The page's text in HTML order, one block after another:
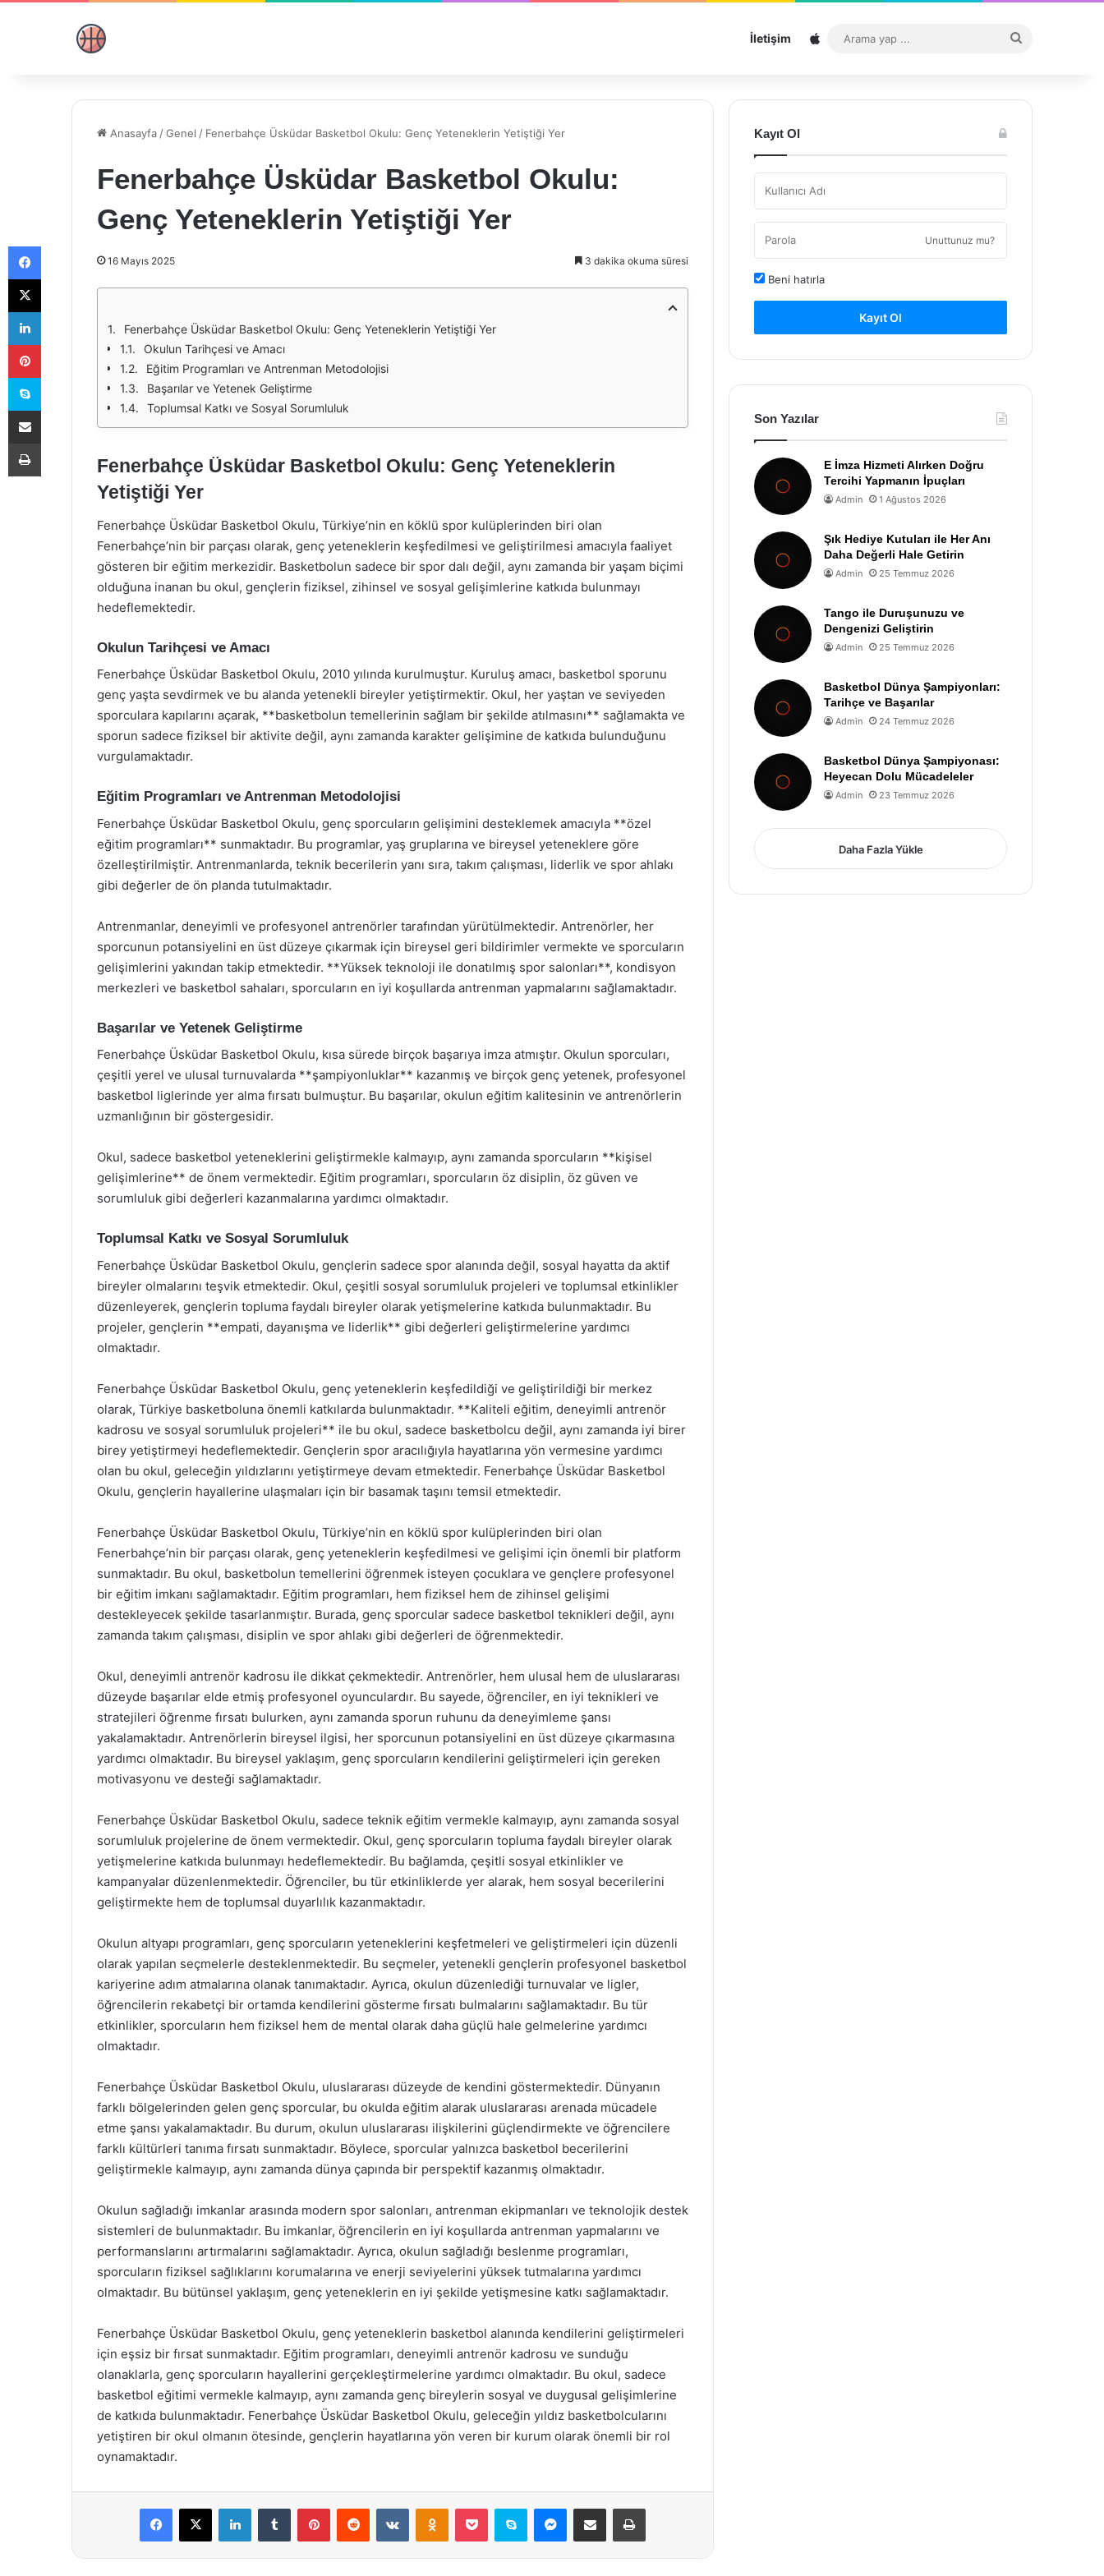
İletişim Sitemap
...
Anasayfa /Genel / Fenerbahçe Üsküdar Basketbol Okulu: Genç Yeteneklerin Yetiştiği Yer
Fenerbahçe Üsküdar Basketbol Okulu:
Genç Yeteneklerin Yetiştiği Yer
16 Mayıs 2025 3 dakika okuma süresi
Fenerbahçe Üsküdar Basketbol Okulu: Genç Yeteneklerin Yetiştiği Yer
Okulun Tarihçesi ve Amacı
Eğitim Programları ve Antrenman Metodolojisi
Başarılar ve Yetenek Geliştirme
Toplumsal Katkı ve Sosyal Sorumluluk
Fenerbahçe Üsküdar Basketbol Okulu: Genç Yeteneklerin
Yetiştiği Yer
Fenerbahçe Üsküdar Basketbol Okulu, Türkiye’nin en köklü spor kulüplerinden biri olan
Fenerbahçe’nin bir parçası olarak, genç yeteneklerin keşfedilmesi ve geliştirilmesi amacıyla faaliyet
gösteren bir eğitim merkezidir. Basketbolun sadece bir spor dalı değil, aynı zamanda bir yaşam biçimi
olduğuna inanan bu okul, gençlerin fiziksel, zihinsel ve sosyal gelişimlerine katkıda bulunmayı
hedeflemektedir.
Okulun Tarihçesi ve Amacı
Fenerbahçe Üsküdar Basketbol Okulu, 2010 yılında kurulmuştur. Kuruluş amacı, basketbol sporunu
genç yaşta sevdirmek ve bu alanda yetenekli bireyler yetiştirmektir. Okul, her yaştan ve seviyeden
sporculara kapılarını açarak, **basketbolun temellerinin sağlam bir şekilde atılmasını** sağlamakta ve
sporun sadece fiziksel bir aktivite değil, aynı zamanda karakter gelişimine de katkıda bulunduğunu
vurgulamaktadır.
Eğitim Programları ve Antrenman Metodolojisi
Fenerbahçe Üsküdar Basketbol Okulu, genç sporcuların gelişimini desteklemek amacıyla **özel
eğitim programları** sunmaktadır. Bu programlar, yaş gruplarına ve bireysel yeteneklere göre
özelleştirilmiştir. Antrenmanlarda, teknik becerilerin yanı sıra, takım çalışması, liderlik ve spor ahlakı
gibi değerler de ön planda tutulmaktadır.
Antrenmanlar, deneyimli ve profesyonel antrenörler tarafından yürütülmektedir. Antrenörler, her
sporcunun potansiyelini en üst düzeye çıkarmak için bireysel geri bildirimler vermekte ve sporcuların
gelişimlerini yakından takip etmektedir. **Yüksek teknoloji ile donatılmış spor salonları**, kondisyon
merkezleri ve basketbol sahaları, sporcuların en iyi koşullarda antrenman yapmalarını sağlamaktadır.
Başarılar ve Yetenek Geliştirme
Fenerbahçe Üsküdar Basketbol Okulu, kısa sürede birçok başarıya imza atmıştır. Okulun sporcuları,
çeşitli yerel ve ulusal turnuvalarda **şampiyonluklar** kazanmış ve birçok genç yetenek, profesyonel
basketbol liglerinde yer alma fırsatı bulmuştur. Bu başarılar, okulun eğitim kalitesinin ve antrenörlerin
uzmanlığının bir göstergesidir.
Okul, sadece basketbol yeteneklerini geliştirmekle kalmayıp, aynı zamanda sporcuların **kişisel
gelişimlerine** de önem vermektedir. Eğitim programları, sporcuların öz disiplin, öz güven ve
sorumluluk gibi değerleri kazanmalarına yardımcı olmaktadır.
Toplumsal Katkı ve Sosyal Sorumluluk
Fenerbahçe Üsküdar Basketbol Okulu, gençlerin sadece spor alanında değil, sosyal hayatta da aktif
bireyler olmalarını teşvik etmektedir. Okul, çeşitli sosyal sorumluluk projeleri ve toplumsal etkinlikler
düzenleyerek, gençlerin topluma faydalı bireyler olarak yetişmelerine katkıda bulunmaktadır. Bu
projeler, gençlerin **empati, dayanışma ve liderlik** gibi değerleri geliştirmelerine yardımcı
olmaktadır.
Fenerbahçe Üsküdar Basketbol Okulu, genç yeteneklerin keşfedildiği ve geliştirildiği bir merkez
olarak, Türkiye basketboluna önemli katkılarda bulunmaktadır. **Kaliteli eğitim, deneyimli antrenör
kadrosu ve sosyal sorumluluk projeleri** ile bu okul, sadece basketbolcu değil, aynı zamanda iyi birer
birey yetiştirmeyi hedeflemektedir. Gençlerin spor aracılığıyla hayatlarına yön vermesine yardımcı
olan bu okul, geleceğin yıldızlarını yetiştirmeye devam etmektedir. Fenerbahçe Üsküdar Basketbol
Okulu, gençlerin hayallerine ulaşmaları için bir basamak taşını temsil etmektedir.
Fenerbahçe Üsküdar Basketbol Okulu, Türkiye’nin en köklü spor kulüplerinden biri olan
Fenerbahçe’nin bir parçası olarak, genç yeteneklerin keşfedilmesi ve gelişimi için önemli bir platform
sunmaktadır. Bu okul, basketbolun temellerini öğrenmek isteyen çocuklara ve gençlere profesyonel
bir eğitim imkanı sağlamaktadır. Eğitim programları, hem fiziksel hem de zihinsel gelişimi
destekleyecek şekilde tasarlanmıştır. Burada, genç sporcular sadece basketbol teknikleri değil, aynı
zamanda takım çalışması, disiplin ve spor ahlakı gibi değerleri de öğrenmektedir.
Okul, deneyimli antrenör kadrosu ile dikkat çekmektedir. Antrenörler, hem ulusal hem de uluslararası
düzeyde başarılar elde etmiş profesyonel oyunculardır. Bu sayede, öğrenciler, en iyi teknikleri ve
stratejileri öğrenme fırsatı bulurken, aynı zamanda sporun ruhunu da deneyimleme şansı
yakalamaktadır. Antrenörlerin bireysel ilgisi, her sporcunun potansiyelini en üst düzeye çıkarmasına
yardımcı olmaktadır. Bu bireysel yaklaşım, genç sporcuların kendilerini geliştirmeleri için gereken
motivasyonu ve desteği sağlamaktadır.
Fenerbahçe Üsküdar Basketbol Okulu, sadece teknik eğitim vermekle kalmayıp, aynı zamanda sosyal
sorumluluk projelerine de önem vermektedir. Okul, genç sporcuların topluma faydalı bireyler olarak
yetişmelerine katkıda bulunmayı hedeflemektedir. Bu bağlamda, çeşitli sosyal etkinlikler ve
kampanyalar düzenlenmektedir. Öğrenciler, bu tür etkinliklerde yer alarak, hem sosyal becerilerini
geliştirmekte hem de toplumsal duyarlılık kazanmaktadır.
Okulun altyapı programları, genç sporcuların yeteneklerini keşfetmeleri ve geliştirmeleri için düzenli
olarak yapılan seçmelerle desteklenmektedir. Bu seçmeler, yetenekli gençlerin profesyonel basketbol
kariyerine adım atmalarına olanak tanımaktadır. Ayrıca, okulun düzenlediği turnuvalar ve ligler,
öğrencilerin rekabetçi bir ortamda kendilerini gösterme fırsatı bulmalarını sağlamaktadır. Bu tür
etkinlikler, sporcuların hem fiziksel hem de mental olarak daha güçlü hale gelmelerine yardımcı
olmaktadır.
Fenerbahçe Üsküdar Basketbol Okulu, uluslararası düzeyde de kendini göstermektedir. Dünyanın
farklı bölgelerinden gelen genç sporcular, bu okulda eğitim alarak uluslararası arenada mücadele
etme şansı yakalamaktadır. Bu durum, okulun uluslararası ilişkilerini güçlendirmekte ve öğrencilere
farklı kültürleri tanıma fırsatı sunmaktadır. Böylece, sporcular yalnızca basketbol becerilerini
geliştirmekle kalmayıp, aynı zamanda dünya çapında bir perspektif kazanmış olmaktadır.
Okulun sağladığı imkanlar arasında modern spor salonları, antrenman ekipmanları ve teknolojik destek
sistemleri de bulunmaktadır. Bu imkanlar, öğrencilerin en iyi koşullarda antrenman yapmalarını ve
performanslarını artırmalarını sağlamaktadır. Ayrıca, okulun sağladığı beslenme programları,
sporcuların fiziksel sağlıklarını korumalarına ve enerji seviyelerini yüksek tutmalarına yardımcı
olmaktadır. Bu bütünsel yaklaşım, genç yeteneklerin en iyi şekilde yetişmesine katkı sağlamaktadır.
Fenerbahçe Üsküdar Basketbol Okulu, genç yeteneklerin basketbol alanında kendilerini geliştirmeleri
için eşsiz bir fırsat sunmaktadır. Eğitim programları, deneyimli antrenör kadrosu ve sunduğu
olanaklarla, genç sporcuların hayallerini gerçekleştirmelerine yardımcı olmaktadır. Bu okul, sadece
basketbol eğitimi vermekle kalmayıp, aynı zamanda genç bireylerin sosyal ve duygusal gelişimlerine
de katkıda bulunmaktadır. Fenerbahçe Üsküdar Basketbol Okulu, geleceğin yıldız basketbolcularını
yetiştiren bir okul olmanın ötesinde, gençlerin hayatlarına yön veren bir kurum olarak önemli bir rol
oynamaktadır.
Facebook
X LinkedInTumblr PinterestReddit VKontakteOdnoklassniki
Pocket Skype Messenger
E-Posta ile paylaş Yazdır
Kayıt Ol
Unuttunuz mu?
Beni hatırla
Kayıt Ol
Son Yazılar
E İmza Hizmeti Alırken Doğru
Tercihi Yapmanın İpuçları
Admin 1 Ağustos 2026
Şık Hediye Kutuları ile Her Anı
Daha Değerli Hale Getirin
Admin 25 Temmuz 2026
Tango ile Duruşunuzu ve
Dengenizi Geliştirin
Admin 25 Temmuz 2026
Basketbol Dünya Şampiyonları:
Tarihçe ve Başarılar
Admin 24 Temmuz 2026
Basketbol Dünya Şampiyonası:
Heyecan Dolu Mücadeleler
Admin 23 Temmuz 2026
Daha Fazla Yükle
Facebook
X
LinkedIn
Pinterest
Skype
E-Posta ile paylaş